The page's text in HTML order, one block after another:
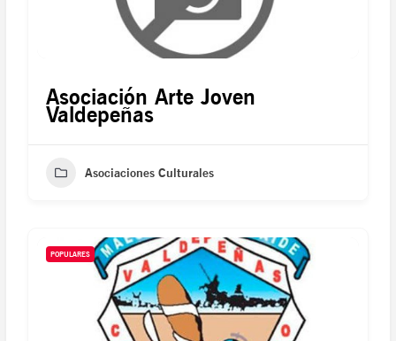
Asociación Arte Joven
Valdepeñas
Asociaciones Culturales
POPULARES